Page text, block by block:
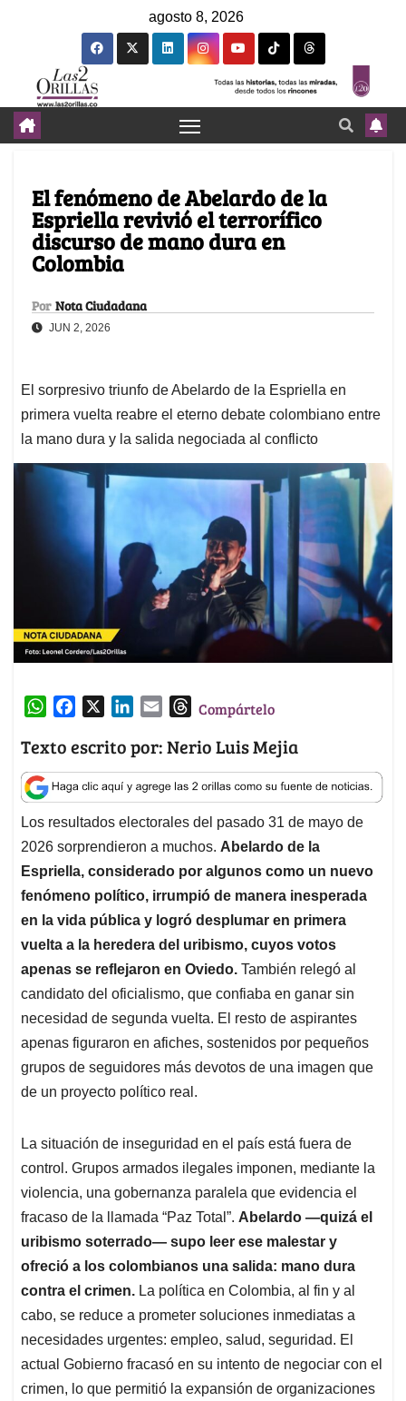
agosto 8, 2026
El fenómeno de Abelardo de la
Espriella revivió el terrorífico
discurso de mano dura en
Colombia
Por Nota Ciudadana
JUN 2, 2026
El sorpresivo triunfo de Abelardo de la Espriella en
primera vuelta reabre el eterno debate colombiano entre
la mano dura y la salida negociada al conflicto
W
a
t
s
A
p
p
c
e
b
o
k
n
k
e
d
n
a
i
l
T
r
e
a
d
s
Compártelo
Texto escrito por: Nerio Luis Mejia
Los resultados electorales del pasado 31 de mayo de
2026 sorprendieron a muchos. Abelardo de la
Espriella, considerado por algunos como un nuevo
fenómeno político, irrumpió de manera inesperada
en la vida pública y logró desplumar en primera
vuelta a la heredera del uribismo, cuyos votos
apenas se reflejaron en Oviedo. También relegó al
candidato del oficialismo, que confiaba en ganar sin
necesidad de segunda vuelta. El resto de aspirantes
apenas figuraron en afiches, sostenidos por pequeños
grupos de seguidores más devotos de una imagen que
de un proyecto político real.
La situación de inseguridad en el país está fuera de
control. Grupos armados ilegales imponen, mediante la
violencia, una gobernanza paralela que evidencia el
fracaso de la llamada “Paz Total”. Abelardo —quizá el
uribismo soterrado— supo leer ese malestar y
ofreció a los colombianos una salida: mano dura
contra el crimen. La política en Colombia, al fin y al
cabo, se reduce a prometer soluciones inmediatas a
necesidades urgentes: empleo, salud, seguridad. El
actual Gobierno fracasó en su intento de negociar con el
crimen, lo que permitió la expansión de organizaciones